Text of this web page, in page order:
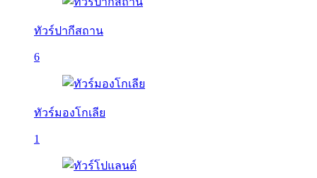
ทัวร์ปากีสถาน
6
ทัวร์มองโกเลีย
1